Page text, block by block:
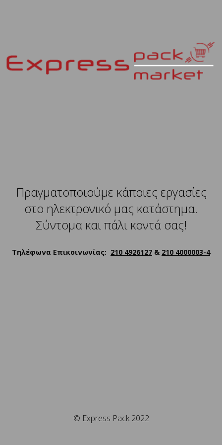
Πραγματοποιούμε κάποιες εργασίες
στο ηλεκτρονικό μας κατάστημα.
Σύντομα και πάλι κοντά σας!
Τηλέφωνα Επικοινωνίας: 210 4926127 & 210 4000003-4
© Express Pack 2022